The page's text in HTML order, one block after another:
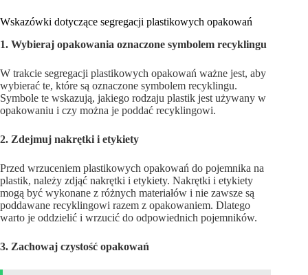
Wskazówki dotyczące segregacji plastikowych opakowań
1. Wybieraj opakowania oznaczone symbolem recyklingu
W trakcie segregacji plastikowych opakowań ważne jest, aby
wybierać te, które są oznaczone symbolem recyklingu.
Symbole te wskazują, jakiego rodzaju plastik jest używany w
opakowaniu i czy można je poddać recyklingowi.
2. Zdejmuj nakrętki i etykiety
Przed wrzuceniem plastikowych opakowań do pojemnika na
plastik, należy zdjąć nakrętki i etykiety. Nakrętki i etykiety
mogą być wykonane z różnych materiałów i nie zawsze są
poddawane recyklingowi razem z opakowaniem. Dlatego
warto je oddzielić i wrzucić do odpowiednich pojemników.
3. Zachowaj czystość opakowań